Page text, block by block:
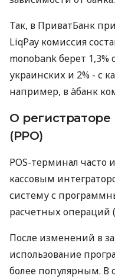
Так, в ПриватБанк
LiqPay комиссия
monobank берет
украинских и 2% - с
например, в àбанк
О
(РРО)
POS-терминал часто
кассовым
систему с
расчетных операций
После изменений в
использование
более популярным. В